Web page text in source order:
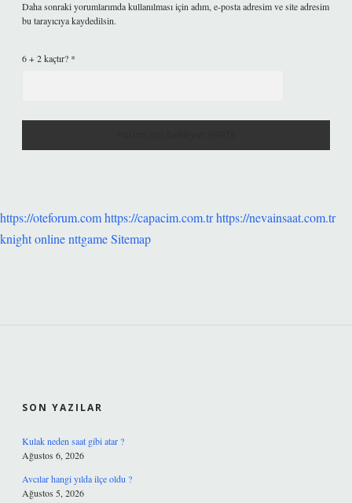
Daha sonraki yorumlarımda kullanılması için adım, e-posta adresim ve site adresim
bu tarayıcıya kaydedilsin.
6 + 2 kaçtır? *
https://oteforum.comhttps://capacim.com.trhttps://nevainsaat.com.tr
knight onlinenttgameSitemap
SON YAZILAR
Kulak neden saat gibi atar ?
Ağustos 6, 2026
Avcılar hangi yılda ilçe oldu ?
Ağustos 5, 2026